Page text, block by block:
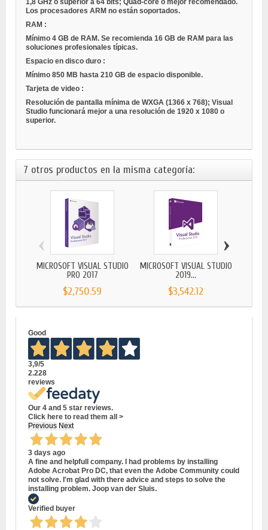
1,8 GHz o superior a 64 bits; Quad-core o mejor recomendado.
Los procesadores ARM no están soportados.
RAM :
Mínimo 4 GB de RAM. Se recomienda 16 GB de RAM para las
soluciones profesionales típicas.
Espacio en disco duro :
Mínimo 850 MB hasta 210 GB de espacio disponible.
Tarjeta de video :
Resolución de pantalla mínima de WXGA (1366 x 768); Visual
Studio funcionará mejor a una resolución de 1920 x 1080 o
superior.
7 otros productos en la misma categoría:
MICROSOFT VISUAL STUDIO
PRO 2017
$2,750.59
MICROSOFT VISUAL STUDIO
2019...
$3,542.12
‹ ›
Good
3,9/5
2.228
reviews
Our 4 and 5 star reviews.
Click here to read them all >
Previous Next
3 days ago
A fine and helpfull company. I had problems by installing
Adobe Acrobat Pro DC, that even the Adobe Community could
not solve. I'm glad with there advice and steps to solve the
installing problem. Joop van der Sluis.
Verified buyer